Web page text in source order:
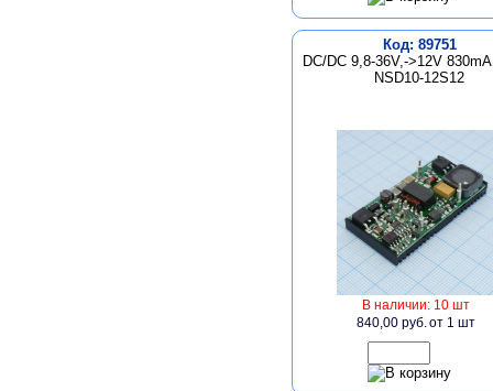
Код: 89751
DC/DC 9,8-36V,->12V
NSD10-12S12
В наличии: 10 шт
840,00 руб.от 1 шт